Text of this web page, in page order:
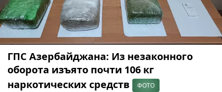
ГПС Азербайджана: Из незаконного
оборота изъято почти 106 кг
наркотических средств
ФОТО